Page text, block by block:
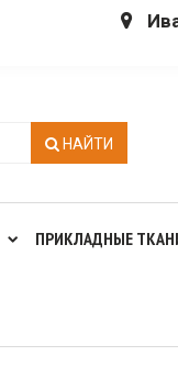
НАЙТИ
ПРИКЛАДНЫЕ